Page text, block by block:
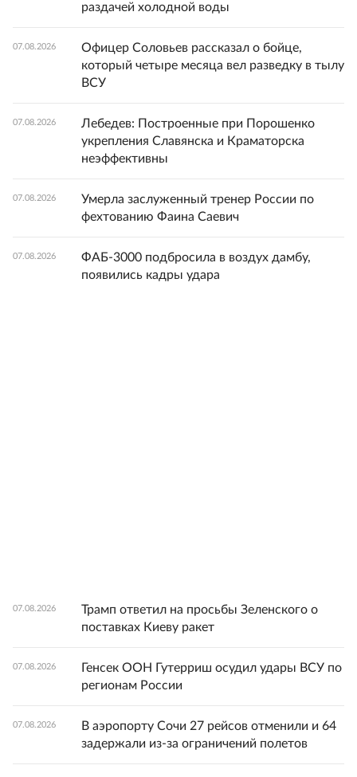
раздачей холодной воды
07.08.2026
Офицер Соловьев рассказал о бойце,
который четыре месяца вел разведку в тылу
ВСУ
07.08.2026
Лебедев: Построенные при Порошенко
укрепления Славянска и Краматорска
неэффективны
07.08.2026
Умерла заслуженный тренер России по
фехтованию Фаина Саевич
07.08.2026
ФАБ-3000 подбросила в воздух дамбу,
появились кадры удара
07.08.2026
Трамп ответил на просьбы Зеленского о
поставках Киеву ракет
07.08.2026
Генсек ООН Гутерриш осудил удары ВСУ по
регионам России
07.08.2026
В аэропорту Сочи 27 рейсов отменили и 64
задержали из-за ограничений полетов